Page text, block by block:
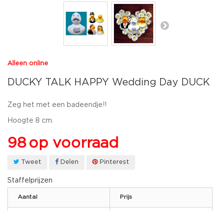
Alleen online
DUCKY TALK HAPPY Wedding Day DUCK
Zeg het met een badeendje!!
Hoogte 8 cm.
98 op voorraad
Tweet Delen Pinterest
Staffelprijzen
Aantal Prijs